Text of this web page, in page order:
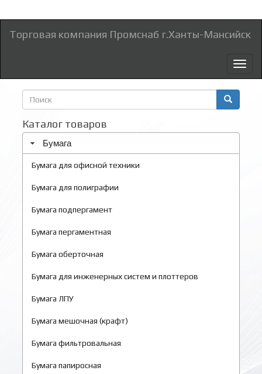
Торговая компания Промснаб г.Ханты-Мансийск
Форма
поиска
Каталог товаров
Бумага
Бумага для офисной техники
Бумага для полиграфии
Бумага подпергамент
Бумага пергаментная
Бумага оберточная
Бумага для инженерных систем и плоттеров
Бумага ЛПУ
Бумага мешочная (крафт)
Бумага фильтровальная
Бумага папиросная